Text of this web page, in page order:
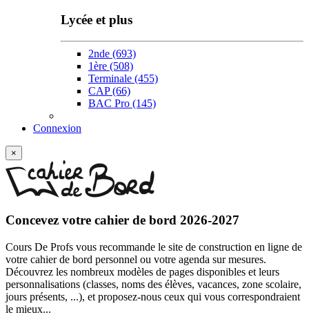
Lycée et plus
2nde (693)
1ère (508)
Terminale (455)
CAP(66)
BAC Pro (145)
Connexion
×
Concevez votre cahier de bord 2026-2027
Cours De Profs vous recommande le site de construction en ligne de
votre cahier de bord personnel ou votre agenda sur mesures.
Découvrez les nombreux modèles de pages disponibles et leurs
personnalisations (classes, noms des élèves, vacances, zone scolaire,
jours présents, ...), et proposez-nous ceux qui vous correspondraient
le mieux...